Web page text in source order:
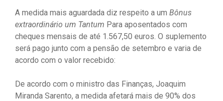
A medida mais aguardada diz respeito a um Bônus
extraordinário um Tantum Para aposentados com
cheques mensais de até 1.567,50 euros. O suplemento
será pago junto com a pensão de setembro e varia de
acordo com o valor recebido:
De acordo com o ministro das Finanças, Joaquim
Miranda Sarento, a medida afetará mais de 90% dos